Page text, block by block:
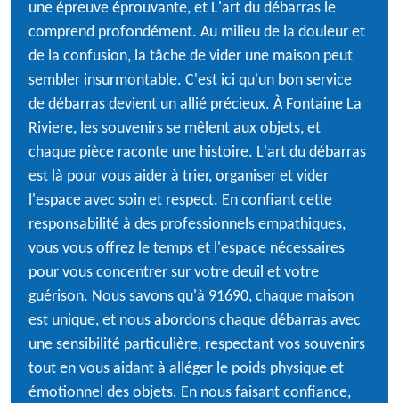
une épreuve éprouvante, et L'art du débarras le
comprend profondément. Au milieu de la douleur et
de la confusion, la tâche de vider une maison peut
sembler insurmontable. C'est ici qu'un bon service
de débarras devient un allié précieux. À Fontaine La
Riviere, les souvenirs se mêlent aux objets, et
chaque pièce raconte une histoire. L'art du débarras
est là pour vous aider à trier, organiser et vider
l'espace avec soin et respect. En confiant cette
responsabilité à des professionnels empathiques,
vous vous offrez le temps et l'espace nécessaires
pour vous concentrer sur votre deuil et votre
guérison. Nous savons qu'à 91690, chaque maison
est unique, et nous abordons chaque débarras avec
une sensibilité particulière, respectant vos souvenirs
tout en vous aidant à alléger le poids physique et
émotionnel des objets. En nous faisant confiance,